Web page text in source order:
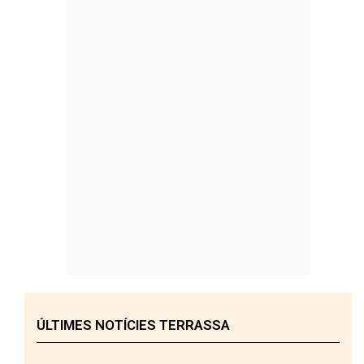
ÚLTIMES NOTÍCIES TERRASSA